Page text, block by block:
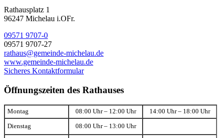
Rathausplatz 1
96247 Michelau i.OFr.
09571 9707-0
09571 9707-27
rathaus@gemeinde-michelau.de
www.gemeinde-michelau.de
Sicheres Kontaktformular
Öffnungszeiten des Rathauses
Montag 08:00 Uhr – 12:00 Uhr 14:00 Uhr – 18:00 Uhr
Dienstag 08:00 Uhr – 13:00 Uhr